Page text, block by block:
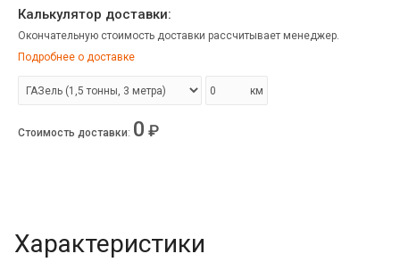
Калькулятор доставки:
Окончательную стоимость доставки рассчитывает менеджер.
Подробнее о доставке
км
Стоимость доставки: 0 ₽
Характеристики